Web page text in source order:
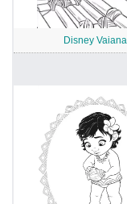
Disney Vaiana